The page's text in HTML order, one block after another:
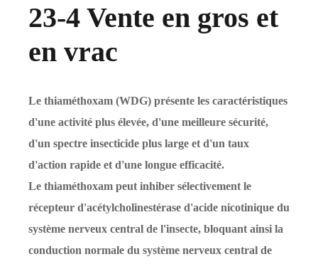
23-4 Vente en gros et
en vrac
Le thiaméthoxam (WDG) présente les caractéristiques
d'une activité plus élevée, d'une meilleure sécurité,
d'un spectre insecticide plus large et d'un taux
d'action rapide et d'une longue efficacité.
Le thiaméthoxam peut inhiber sélectivement le
récepteur d'acétylcholinestérase d'acide nicotinique du
système nerveux central de l'insecte, bloquant ainsi la
conduction normale du système nerveux central de